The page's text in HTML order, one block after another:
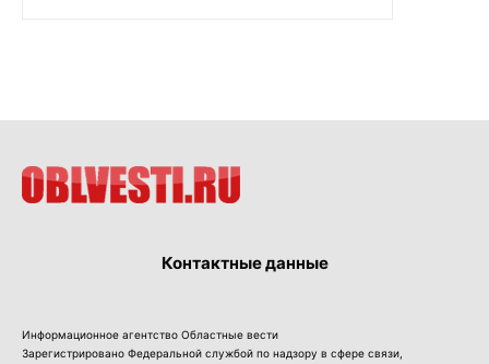
Контактные данные
Информационное агентство Областные вести
Зарегистрировано Федеральной службой по надзору в сфере связи,